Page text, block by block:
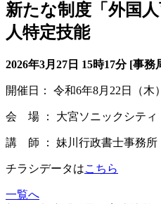
新たな制度「外国
人特定技能
2026年3月27日 15時17分 [事務
開催日： 令和6年8月22日（
会 場 ： 大宮ソニックシティ
講 師 ： 妹川行政書士事
チラシデータはこちら
一覧へ